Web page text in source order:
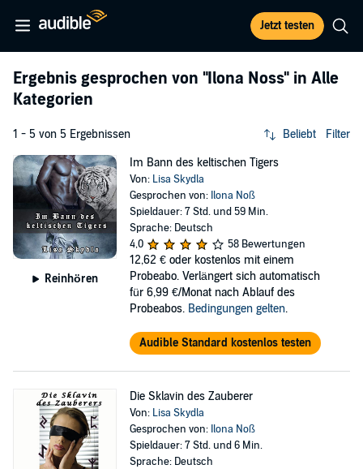
Jetzt testen
Ergebnis gesprochen von "Ilona Noss" in Alle
Kategorien
1 - 5 von 5 Ergebnissen Beliebt Filter
Reinhören
Im Bann des keltischen Tigers
Von: Lisa Skydla
Gesprochen von: Ilona Noß
Spieldauer: 7 Std. und 59 Min.
Sprache: Deutsch
4,0
58 Bewertungen
12,62 € oder kostenlos mit einem
Probeabo. Verlängert sich automatisch
für 6,99 €/Monat nach Ablauf des
Probeabos. Bedingungen gelten.
Audible Standard kostenlos testen
Die Sklavin des Zauberer
Von: Lisa Skydla
Gesprochen von: Ilona Noß
Spieldauer: 7 Std. und 6 Min.
Sprache: Deutsch